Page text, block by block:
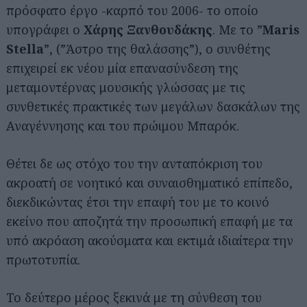
πρόσφατο έργο -καρπό του 2006- το οποίο
υπογράφει ο Χάρης Ξανθουδάκης. Με το ”Maris
Stella”, (”Άστρο της θαλάσσης”), ο συνθέτης
επιχειρεί εκ νέου μία επανασύνδεση της
μεταμοντέρνας μουσικής γλώσσας με τις
συνθετικές πρακτικές των μεγάλων δασκάλων της
Αναγέννησης και του πρώιμου Μπαρόκ.
Θέτει δε ως στόχο του την ανταπόκριση του
ακροατή σε νοητικό και συναισθηματικό επίπεδο,
διεκδικώντας έτσι την επαφή του με το κοινό
εκείνο που αποζητά την προσωπική επαφή με τα
υπό ακρόαση ακούσματα και εκτιμά ιδιαίτερα την
πρωτοτυπία.
Το δεύτερο μέρος ξεκινά με τη σύνθεση του